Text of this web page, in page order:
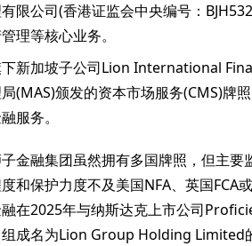
限公司(香港证监会中央编号：
理等核心业务。
新加坡子公司Lion International
(MAS)颁发的资本市场服务(CMS)牌
服务。
金融集团虽然拥有多国牌照，但主
和保护力度不及美国NFA、英国FCA
在2025年与纳斯达克上市公司
成名为Lion Group Holding Limited